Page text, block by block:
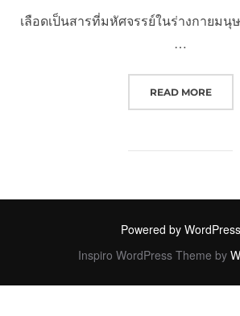
เลือดเป็นสารที่มหัศจรรย์ในร่างกายม
…
READ MORE“เรื่อง
Powered by WordPress
Inspiro WordPress Theme by